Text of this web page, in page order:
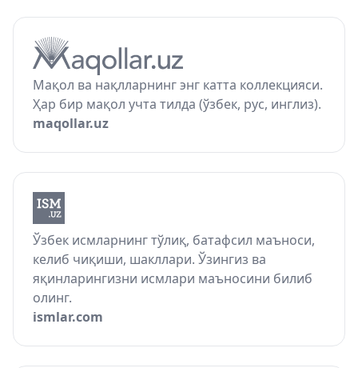
Мақол ва нақлларнинг энг катта коллекцияси.
Ҳар бир мақол учта тилда (ўзбек, рус, инглиз).
maqollar.uz
Ўзбек исмларнинг тўлиқ, батафсил маъноси,
келиб чиқиши, шакллари. Ўзингиз ва
яқинларингизни исмлари маъносини билиб
олинг.
ismlar.com